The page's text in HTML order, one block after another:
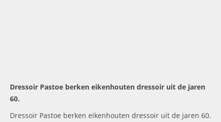
Dressoir Pastoe berken eikenhouten dressoir uit de jaren
60.
Dressoir Pastoe berken eikenhouten dressoir uit de jaren 60.